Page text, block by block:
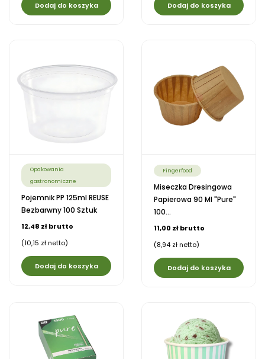
Dodaj do koszyka Dodaj do koszyka
Opakowania
gastronomiczne
Pojemnik PP 125ml REUSE
Bezbarwny 100 Sztuk
12,48 zł brutto
(10,15 zł netto)
Dodaj do koszyka
Fingerfood
Miseczka Dresingowa
Papierowa 90 Ml "pure"
100...
11,00 zł brutto
(8,94 zł netto)
Dodaj do koszyka